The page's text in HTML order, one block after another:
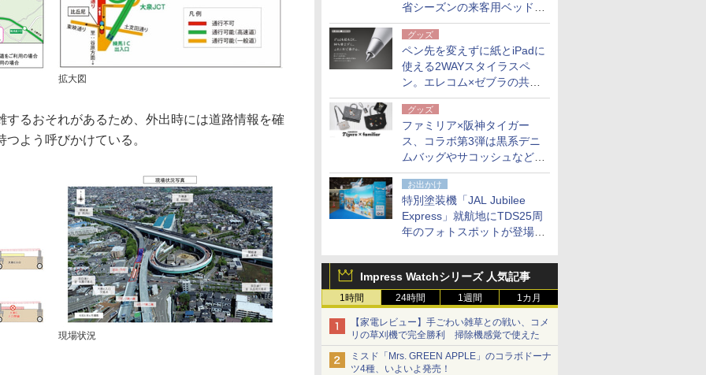
省シーズンの来客用ベッドに
も。使用後は収納バッグでコ
ンパクトに保管
グッズ
ペン先を変えずに紙とiPadに
使える2WAYスタイラスペ
ン。エレコム×ゼブラの共同
開発
グッズ
ファミリア×阪神タイガー
ス、コラボ第3弾は黒系デニ
ムバッグやサコッシュなど6
点。8月21日オンラインスト
アで発売
お出かけ
特別塗装機「JAL Jubilee
Express」就航地にTDS25周
年のフォトスポットが登場。
Impress Watchシリーズ 人気記事
1時間 24時間 1週間 1カ月
【家電レビュー】手ごわい雑草との戦い、コメ
リの草刈機で完全勝利 掃除機感覚で使えた
ミスド「Mrs. GREEN APPLE」のコラボドーナ
ツ4種、いよいよ発売！
拡大図
るおそれがあるため、外出時には道路情報を確
よう呼びかけている。
現場状況